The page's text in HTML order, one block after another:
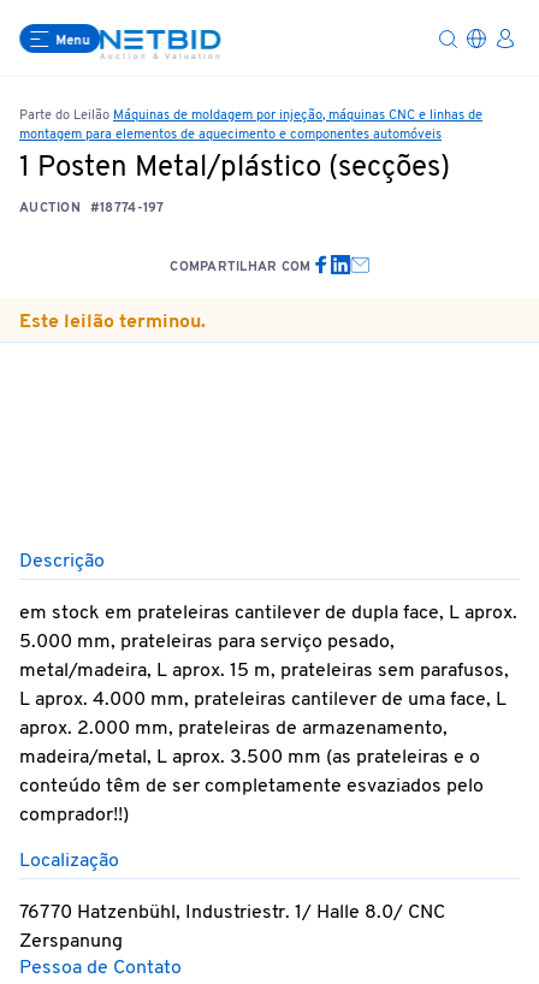
Menu
Parte do Leilão Máquinas de moldagem por injeção, máquinas CNC e linhas de
montagem para elementos de aquecimento e componentes automóveis
1 Posten Metal/plástico (secções)
AUCTION #18774-197
COMPARTILHAR COM
Este leilão terminou.
Descrição
em stock em prateleiras cantilever de dupla face, L aprox.
5.000 mm, prateleiras para serviço pesado,
metal/madeira, L aprox. 15 m, prateleiras sem parafusos,
L aprox. 4.000 mm, prateleiras cantilever de uma face, L
aprox. 2.000 mm, prateleiras de armazenamento,
madeira/metal, L aprox. 3.500 mm (as prateleiras e o
conteúdo têm de ser completamente esvaziados pelo
comprador!!)
Localização
76770 Hatzenbühl, Industriestr. 1/ Halle 8.0/ CNC
Zerspanung
Pessoa de Contato